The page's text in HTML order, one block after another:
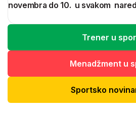
novembra do 10. u svakom
Trener u
Menadžment u
Sportsko